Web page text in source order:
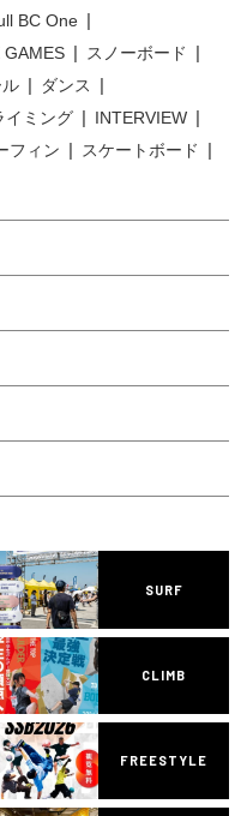
BC One
GAMES
スノーボード
ダンス
イミング
INTERVIEW
フィン
スケートボード
SURF
CLIMB
FREESTYLE